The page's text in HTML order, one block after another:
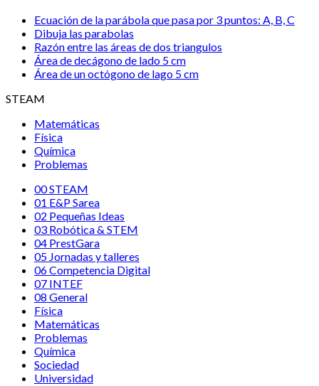
Ecuación de la parábola que pasa por 3 puntos: A, B, C
Dibuja las parabolas
Razón entre las áreas de dos triangulos
Área de decágono de lado 5 cm
Área de un octógono de lago 5 cm
STEAM
Matemáticas
Física
Química
Problemas
00 STEAM
01 E&P Sarea
02 Pequeñas Ideas
03 Robótica & STEM
04 PrestGara
05 Jornadas y talleres
06 Competencia Digital
07 INTEF
08 General
Física
Matemáticas
Problemas
Química
Sociedad
Universidad